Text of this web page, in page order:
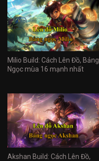
Milio Build: Cách Lên Đồ, Bảng
Ngọc mùa 16 mạnh nhất
Akshan Build: Cách Lên Đồ,